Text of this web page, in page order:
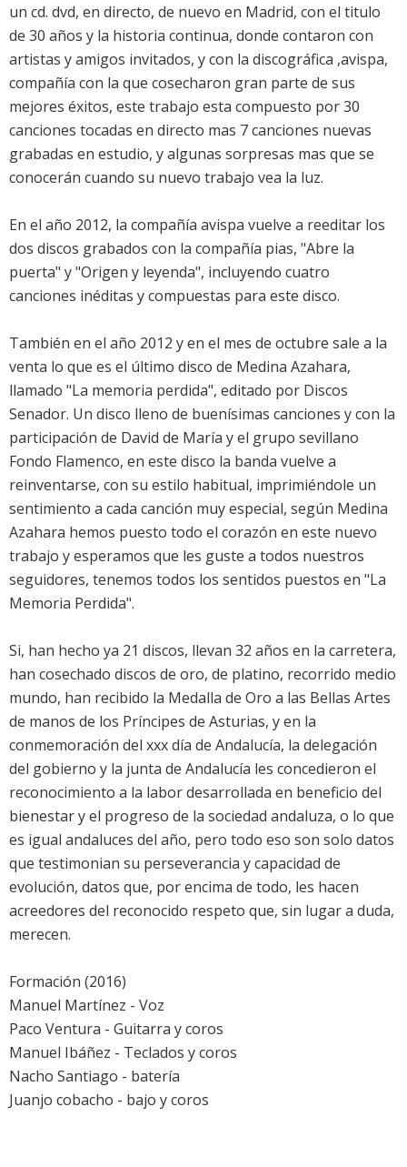
un cd. dvd, en directo, de nuevo en Madrid, con el titulo
de 30 años y la historia continua, donde contaron con
artistas y amigos invitados, y con la discográfica ,avispa,
compañía con la que cosecharon gran parte de sus
mejores éxitos, este trabajo esta compuesto por 30
canciones tocadas en directo mas 7 canciones nuevas
grabadas en estudio, y algunas sorpresas mas que se
conocerán cuando su nuevo trabajo vea la luz.
En el año 2012, la compañía avispa vuelve a reeditar los
dos discos grabados con la compañía pias, "Abre la
puerta" y "Origen y leyenda", incluyendo cuatro
canciones inéditas y compuestas para este disco.
También en el año 2012 y en el mes de octubre sale a la
venta lo que es el último disco de Medina Azahara,
llamado "La memoria perdida", editado por Discos
Senador. Un disco lleno de buenísimas canciones y con la
participación de David de María y el grupo sevillano
Fondo Flamenco, en este disco la banda vuelve a
reinventarse, con su estilo habitual, imprimiéndole un
sentimiento a cada canción muy especial, según Medina
Azahara hemos puesto todo el corazón en este nuevo
trabajo y esperamos que les guste a todos nuestros
seguidores, tenemos todos los sentidos puestos en "La
Memoria Perdida".
Si, han hecho ya 21 discos, llevan 32 años en la carretera,
han cosechado discos de oro, de platino, recorrido medio
mundo, han recibido la Medalla de Oro a las Bellas Artes
de manos de los Príncipes de Asturias, y en la
conmemoración del xxx día de Andalucía, la delegación
del gobierno y la junta de Andalucía les concedieron el
reconocimiento a la labor desarrollada en beneficio del
bienestar y el progreso de la sociedad andaluza, o lo que
es igual andaluces del año, pero todo eso son solo datos
que testimonian su perseverancia y capacidad de
evolución, datos que, por encima de todo, les hacen
acreedores del reconocido respeto que, sin lugar a duda,
merecen.
Formación (2016)
Manuel Martínez - Voz
Paco Ventura - Guitarra y coros
Manuel Ibáñez - Teclados y coros
Nacho Santiago - batería
Juanjo cobacho - bajo y coros